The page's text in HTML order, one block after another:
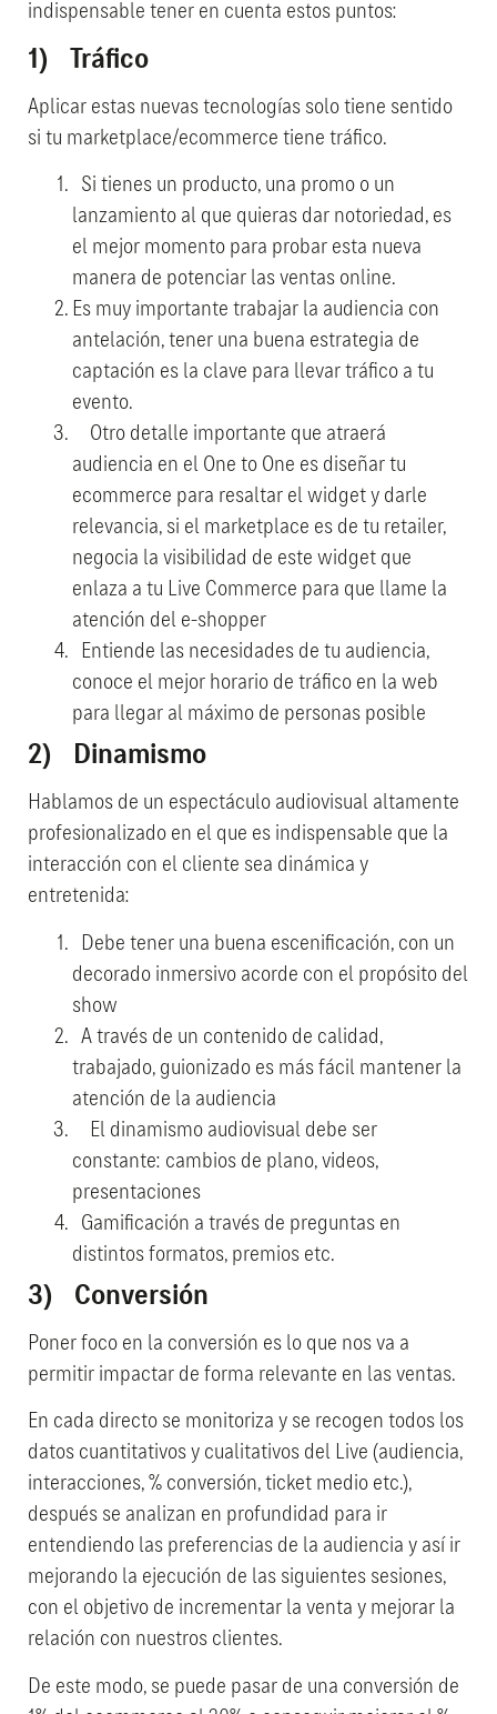
indispensable tener en cuenta estos puntos:
1) Tráfico
Aplicar estas nuevas tecnologías solo tiene sentido
si tu marketplace/ecommerce tiene tráfico.
Si tienes un producto, una promo o un
lanzamiento al que quieras dar notoriedad, es
el mejor momento para probar esta nueva
manera de potenciar las ventas online.
Es muy importante trabajar la audiencia con
antelación, tener una buena estrategia de
captación es la clave para llevar tráfico a tu
evento.
Otro detalle importante que atraerá
audiencia en el One to One es diseñar tu
ecommerce para resaltar el widget y darle
relevancia, si el marketplace es de tu retailer,
negocia la visibilidad de este widget que
enlaza a tu Live Commerce para que llame la
atención del e-shopper
Entiende las necesidades de tu audiencia,
conoce el mejor horario de tráfico en la web
para llegar al máximo de personas posible
2) Dinamismo
Hablamos de un espectáculo audiovisual altamente
profesionalizado en el que es indispensable que la
interacción con el cliente sea dinámica y
entretenida:
Debe tener una buena escenificación, con un
decorado inmersivo acorde con el propósito del
show
A través de un contenido de calidad,
trabajado, guionizado es más fácil mantener la
atención de la audiencia
El dinamismo audiovisual debe ser
constante: cambios de plano, videos,
presentaciones
Gamificación a través de preguntas en
distintos formatos, premios etc.
3) Conversión
Poner foco en la conversión es lo que nos va a
permitir impactar de forma relevante en las ventas.
En cada directo se monitoriza y se recogen todos los
datos cuantitativos y cualitativos del Live (audiencia,
interacciones, % conversión, ticket medio etc.),
después se analizan en profundidad para ir
entendiendo las preferencias de la audiencia y así ir
mejorando la ejecución de las siguientes sesiones,
con el objetivo de incrementar la venta y mejorar la
relación con nuestros clientes.
De este modo, se puede pasar de una conversión de